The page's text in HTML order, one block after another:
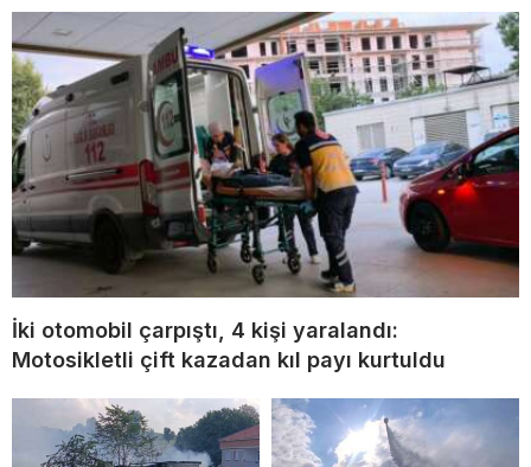
İki otomobil çarpıştı, 4 kişi yaralandı:
Motosikletli çift kazadan kıl payı kurtuldu